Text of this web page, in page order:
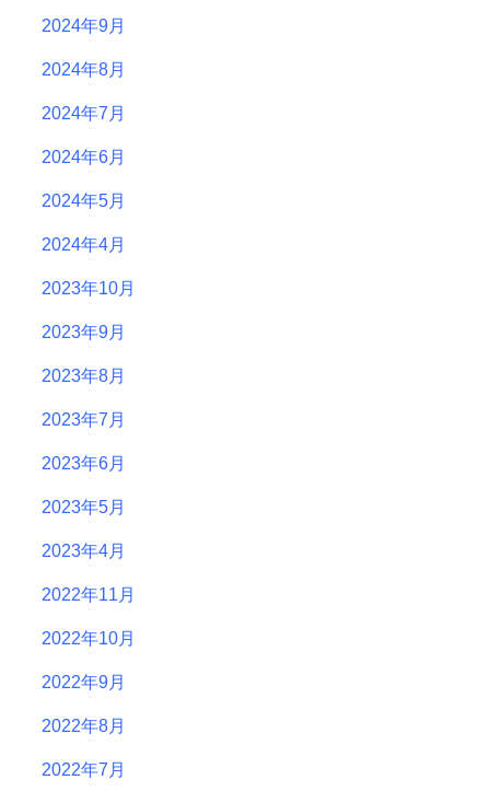
2024年9月
2024年8月
2024年7月
2024年6月
2024年5月
2024年4月
2023年10月
2023年9月
2023年8月
2023年7月
2023年6月
2023年5月
2023年4月
2022年11月
2022年10月
2022年9月
2022年8月
2022年7月